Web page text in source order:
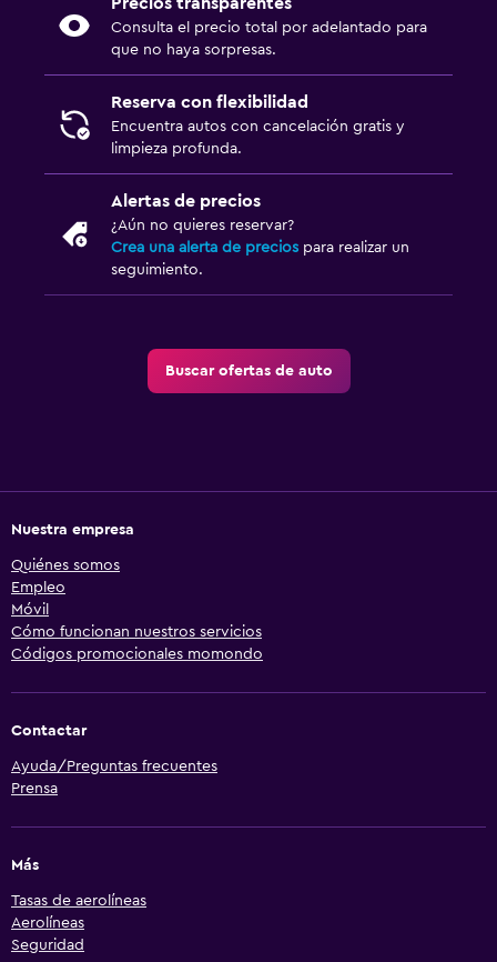
Precios transparentes
Consulta el precio total por adelantado para
que no haya sorpresas.
Reserva con flexibilidad
Encuentra autos con cancelación gratis y
limpieza profunda.
Alertas de precios
¿Aún no quieres reservar?
Crea una alerta de precios para realizar un
seguimiento.
Buscar ofertas de auto
Nuestra empresa
Quiénes somos
Empleo
Móvil
Cómo funcionan nuestros servicios
Códigos promocionales momondo
Contactar
Ayuda/Preguntas frecuentes
Prensa
Más
Tasas de aerolíneas
Aerolíneas
Seguridad